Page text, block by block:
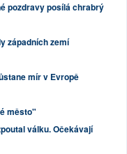
pozdravy posílá chrabrý
západních zemí
mír v Evropě
město"
válku. Očekávají